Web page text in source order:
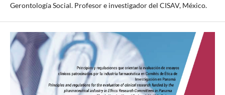
Gerontología Social. Profesor e investigador del CISAV, México.